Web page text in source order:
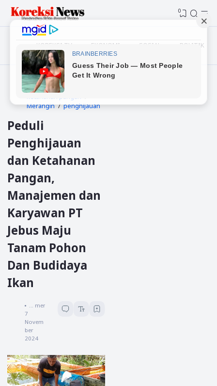
0
KOREKSI TV EKONOMI SOSIAL POLITIK
Beranda
Kepedulian
ketahanan pangan
Merangin
penghijauan
Peduli
Penghijauan
dan Ketahanan
Pangan,
Manajemen dan
Karyawan PT
Jebus Maju
Tanam Pohon
Dan Budidaya
Ikan
Koreksi News
menit baca
7
Novem
ber
2024